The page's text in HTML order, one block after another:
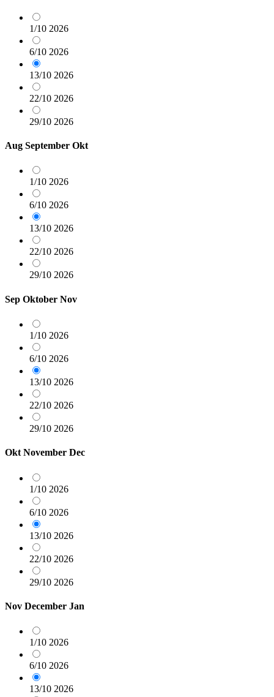
1/10 2026
6/10 2026
13/10 2026
22/10 2026
29/10 2026
Aug September Okt
1/10 2026
6/10 2026
13/10 2026
22/10 2026
29/10 2026
Sep Oktober Nov
1/10 2026
6/10 2026
13/10 2026
22/10 2026
29/10 2026
Okt November Dec
1/10 2026
6/10 2026
13/10 2026
22/10 2026
29/10 2026
Nov December Jan
1/10 2026
6/10 2026
13/10 2026